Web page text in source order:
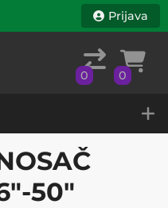
Prijava
0 0
50"